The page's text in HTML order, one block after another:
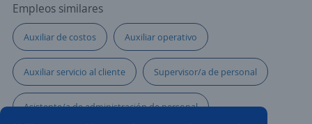
Empleos similares
Auxiliar de costos Auxiliar operativo
Auxiliar servicio al cliente Supervisor/a de personal
Asistente/a de administración de personal